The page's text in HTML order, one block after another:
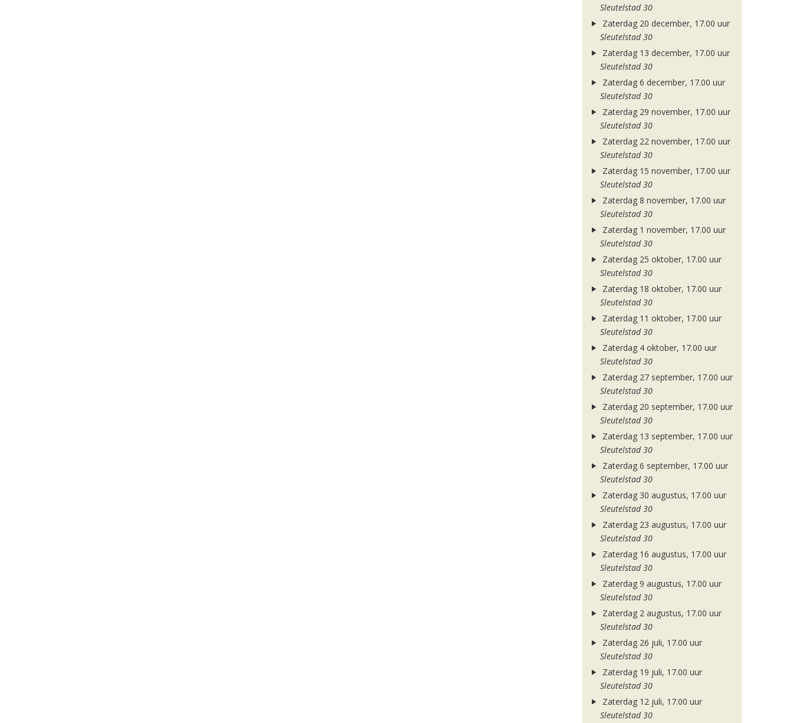
Sleutelstad 30
Zaterdag 20 december, 17.00 uur
Sleutelstad 30
Zaterdag 13 december, 17.00 uur
Sleutelstad 30
Zaterdag 6 december, 17.00 uur
Sleutelstad 30
Zaterdag 29 november, 17.00 uur
Sleutelstad 30
Zaterdag 22 november, 17.00 uur
Sleutelstad 30
Zaterdag 15 november, 17.00 uur
Sleutelstad 30
Zaterdag 8 november, 17.00 uur
Sleutelstad 30
Zaterdag 1 november, 17.00 uur
Sleutelstad 30
Zaterdag 25 oktober, 17.00 uur
Sleutelstad 30
Zaterdag 18 oktober, 17.00 uur
Sleutelstad 30
Zaterdag 11 oktober, 17.00 uur
Sleutelstad 30
Zaterdag 4 oktober, 17.00 uur
Sleutelstad 30
Zaterdag 27 september, 17.00 uur
Sleutelstad 30
Zaterdag 20 september, 17.00 uur
Sleutelstad 30
Zaterdag 13 september, 17.00 uur
Sleutelstad 30
Zaterdag 6 september, 17.00 uur
Sleutelstad 30
Zaterdag 30 augustus, 17.00 uur
Sleutelstad 30
Zaterdag 23 augustus, 17.00 uur
Sleutelstad 30
Zaterdag 16 augustus, 17.00 uur
Sleutelstad 30
Zaterdag 9 augustus, 17.00 uur
Sleutelstad 30
Zaterdag 2 augustus, 17.00 uur
Sleutelstad 30
Zaterdag 26 juli, 17.00 uur
Sleutelstad 30
Zaterdag 19 juli, 17.00 uur
Sleutelstad 30
Zaterdag 12 juli, 17.00 uur
Sleutelstad 30